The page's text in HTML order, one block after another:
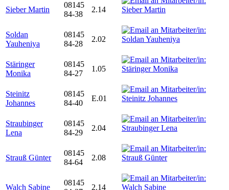
Sieber Martin
08145
84-38
2.14
Soldan
Yauheniya
08145
84-28
2.02
Stäringer
Monika
08145
84-27
1.05
Steinitz
Johannes
08145
84-40
E.01
Straubinger
Lena
08145
84-29
2.04
Strauß Günter
08145
84-64
2.08
Walch Sabine
08145
2.14